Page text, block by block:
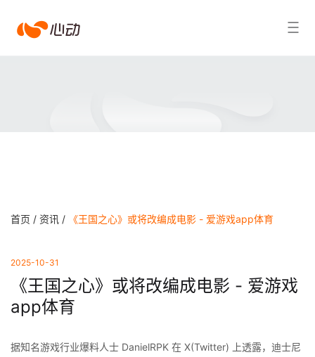
爱搜索结果
首页 / 资讯 / 《王国之心》或将改编成电影 - 爱游戏app体育
2025-10-31
《王国之心》或将改编成电影 - 爱游戏
app体育
据知名游戏行业爆料人士 DanielRPK 在 X(Twitter) 上透露，迪士尼